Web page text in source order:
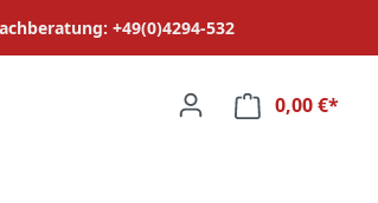
+49(0)4294-532
0,00 €*